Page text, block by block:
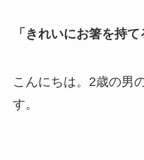
「きれいにお箸を持
こんにちは。2歳の男
す。